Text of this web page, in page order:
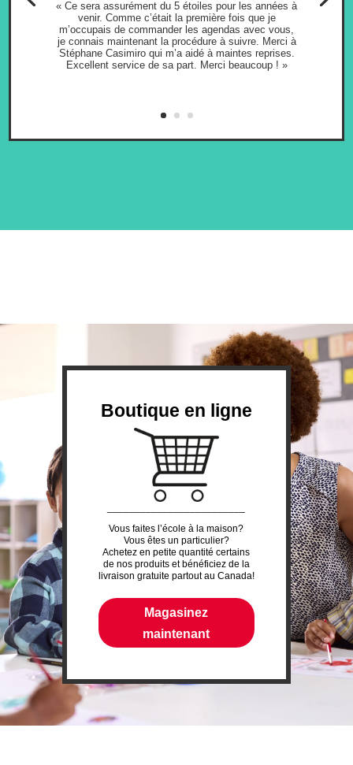
« Ce sera assurément du 5 étoiles pour les années à
venir. Comme c’était la première fois que je
m’occupais de commander les agendas avec vous,
je connais maintenant la procédure à suivre. Merci à
Stéphane Casimiro qui m’a aidé à maintes reprises.
Excellent service de sa part. Merci beaucoup ! »
Boutique en ligne
Vous faites l’école à la maison?
Vous êtes un particulier?
Achetez en petite quantité certains
de nos produits et bénéficiez de la
livraison gratuite partout au Canada!
Magasinez
maintenant